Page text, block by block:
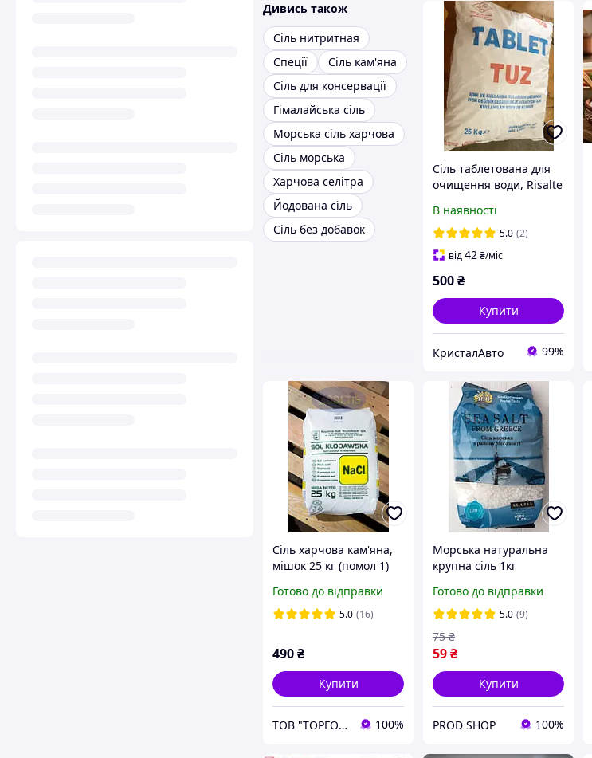
Дивись також
Сіль нитритная
Спеції
Сіль кам'яна
Сіль для консервації
Гімалайська сіль
Морська сіль харчова
Сіль морська
Харчова селітра
Йодована сіль
Сіль без добавок
Сіль таблетована для
очищення води, Risalte
подушечка)
В наявності
5.0 (2)
від42₴/міс
500₴
Купити
КристалАвто 99%
Сіль харчова кам'яна,
мішок 25 кг (помол 1)
Готово до відправки
5.0 (16)
490₴
Купити
ТОВ "ТОРГОВА КОМПАНІЯ "СОЛТІС" 100%
Морська натуральна
крупна сіль 1кг
Готово до відправки
5.0 (9)
59₴
75 ₴
Купити
PROD SHOP 100%